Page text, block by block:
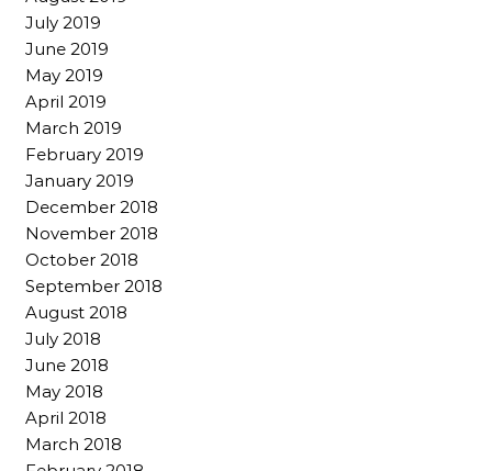
July 2019
June 2019
May 2019
April 2019
March 2019
February 2019
January 2019
December 2018
November 2018
October 2018
September 2018
August 2018
July 2018
June 2018
May 2018
April 2018
March 2018